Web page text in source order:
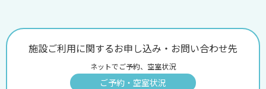
施設ご利用に関するお申し込み・お問い合わせ先
ネットでご予約、空室状況
ご予約・空室状況